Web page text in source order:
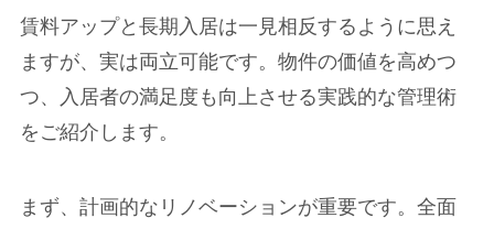
賃料アップと長期入居は一見相反するように思え
ますが、実は両立可能です。物件の価値を高めつ
つ、入居者の満足度も向上させる実践的な管理術
をご紹介します。
まず、計画的なリノベーションが重要です。全面